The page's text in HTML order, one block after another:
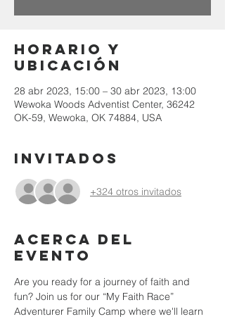
Horario y
ubicación
28 abr 2023, 15:00 – 30 abr 2023, 13:00
Wewoka Woods Adventist Center, 36242
OK-59, Wewoka, OK 74884, USA
Invitados
+324 otros invitados
Acerca del
evento
Are you ready for a journey of faith and
fun? Join us for our “My Faith Race”
Adventurer Family Camp where we'll learn